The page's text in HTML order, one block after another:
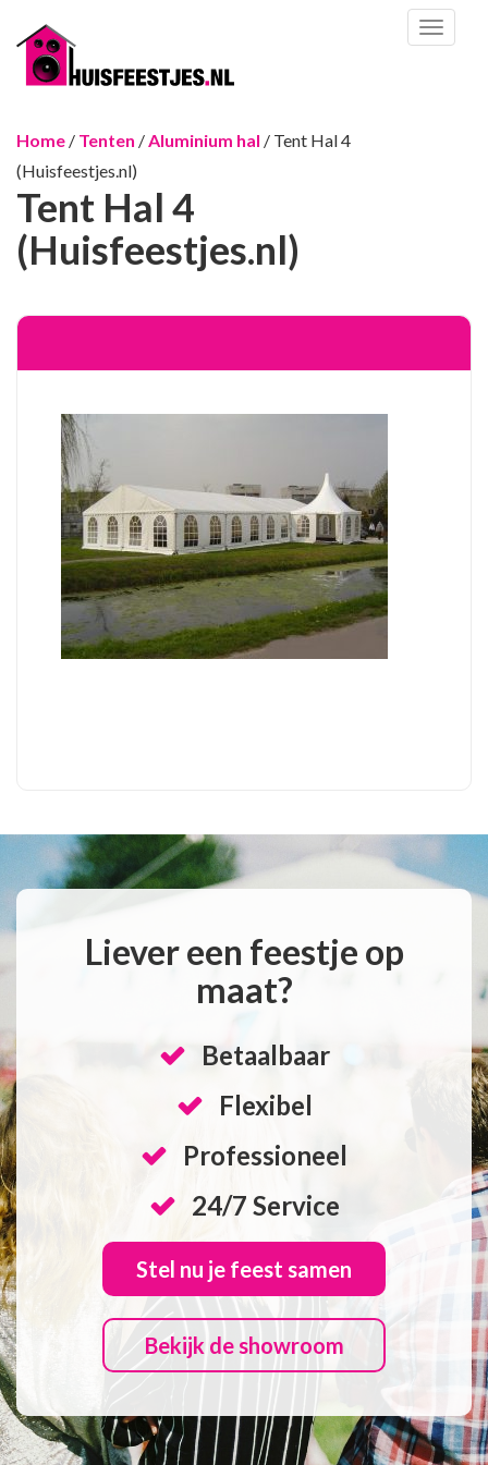
Toggle
Home / Tenten /Aluminium hal / Tent Hal 4
(Huisfeestjes.nl)
Tent Hal 4
(Huisfeestjes.nl)
Liever een feestje op
maat?
Betaalbaar
Flexibel
Professioneel
24/7 Service
Stel nu je feest samen
Bekijk de showroom